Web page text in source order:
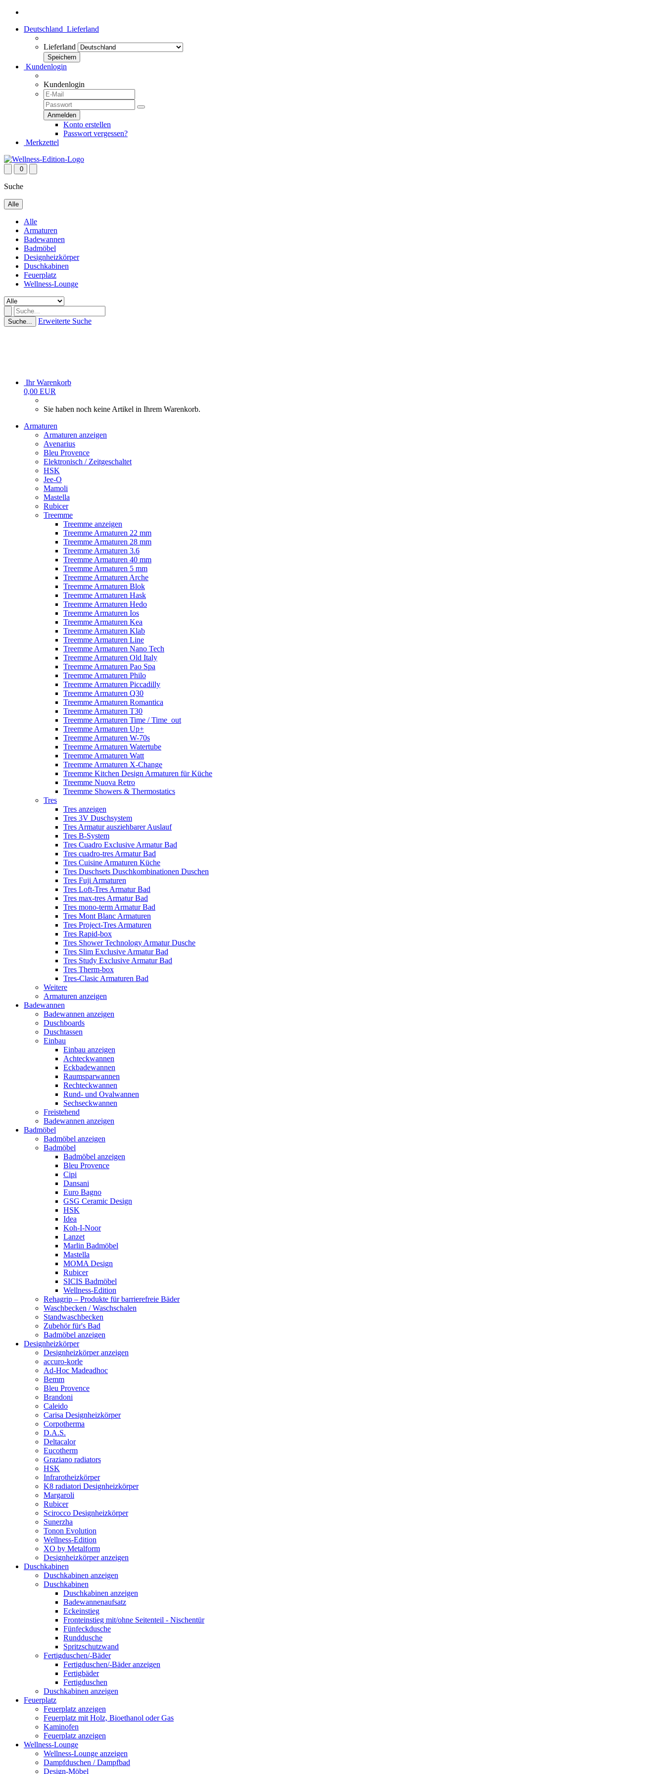
Deutschland Lieferland
Lieferland
Kundenlogin
Kundenlogin
Konto erstellen
Passwort vergessen?
Merkzettel
0
Suche
Alle
Alle
Armaturen
Badewannen
Badmöbel
Designheizkörper
Duschkabinen
Feuerplatz
Wellness-Lounge
Suche... Erweiterte Suche
Ihr Warenkorb
0,00 EUR
Sie haben noch keine Artikel in Ihrem Warenkorb.
Armaturen
Armaturen anzeigen
Avenarius
Bleu Provence
Elektronisch / Zeitgeschaltet
HSK
Jee-O
Mamoli
Mastella
Rubicer
Treemme
Treemme anzeigen
Treemme Armaturen 22 mm
Treemme Armaturen 28 mm
Treemme Armaturen 3.6
Treemme Armaturen 40 mm
Treemme Armaturen 5 mm
Treemme Armaturen Arche
Treemme Armaturen Blok
Treemme Armaturen Hask
Treemme Armaturen Hedo
Treemme Armaturen Ios
Treemme Armaturen Kea
Treemme Armaturen Klab
Treemme Armaturen Line
Treemme Armaturen Nano Tech
Treemme Armaturen Old Italy
Treemme Armaturen Pao Spa
Treemme Armaturen Philo
Treemme Armaturen Piccadilly
Treemme Armaturen Q30
Treemme Armaturen Romantica
Treemme Armaturen T30
Treemme Armaturen Time / Time_out
Treemme Armaturen Up+
Treemme Armaturen W-70s
Treemme Armaturen Watertube
Treemme Armaturen Watt
Treemme Armaturen X-Change
Treemme Kitchen Design Armaturen für Küche
Treemme Nuova Retro
Treemme Showers & Thermostatics
Tres
Tres anzeigen
Tres 3V Duschsystem
Tres Armatur ausziehbarer Auslauf
Tres B-System
Tres Cuadro Exclusive Armatur Bad
Tres cuadro-tres Armatur Bad
Tres Cuisine Armaturen Küche
Tres Duschsets Duschkombinationen Duschen
Tres Fuji Armaturen
Tres Loft-Tres Armatur Bad
Tres max-tres Armatur Bad
Tres mono-term Armatur Bad
Tres Mont Blanc Armaturen
Tres Project-Tres Armaturen
Tres Rapid-box
Tres Shower Technology Armatur Dusche
Tres Slim Exclusive Armatur Bad
Tres Study Exclusive Armatur Bad
Tres Therm-box
Tres-Clasic Armaturen Bad
Weitere
Armaturen anzeigen
Badewannen
Badewannen anzeigen
Duschboards
Duschtassen
Einbau
Einbau anzeigen
Achteckwannen
Eckbadewannen
Raumsparwannen
Rechteckwannen
Rund- und Ovalwannen
Sechseckwannen
Freistehend
Badewannen anzeigen
Badmöbel
Badmöbel anzeigen
Badmöbel
Badmöbel anzeigen
Bleu Provence
Cipi
Dansani
Euro Bagno
GSG Ceramic Design
HSK
Idea
Koh-I-Noor
Lanzet
Marlin Badmöbel
Mastella
MOMA Design
Rubicer
SICIS Badmöbel
Wellness-Edition
Rehagrip – Produkte für barrierefreie Bäder
Waschbecken / Waschschalen
Standwaschbecken
Zubehör für's Bad
Badmöbel anzeigen
Designheizkörper
Designheizkörper anzeigen
accuro-korle
Ad-Hoc Madeadhoc
Bemm
Bleu Provence
Brandoni
Caleido
Carisa Designheizkörper
Corpotherma
D.A.S.
Deltacalor
Eucotherm
Graziano radiators
HSK
Infrarotheizkörper
K8 radiatori Designheizkörper
Margaroli
Rubicer
Scirocco Designheizkörper
Sunerzha
Tonon Evolution
Wellness-Edition
XO by Metalform
Designheizkörper anzeigen
Duschkabinen
Duschkabinen anzeigen
Duschkabinen
Duschkabinen anzeigen
Badewannenaufsatz
Eckeinstieg
Fronteinstieg mit/ohne Seitenteil - Nischentür
Fünfeckdusche
Runddusche
Spritzschutzwand
Fertigduschen/-Bäder
Fertigduschen/-Bäder anzeigen
Fertigbäder
Fertigduschen
Duschkabinen anzeigen
Feuerplatz
Feuerplatz anzeigen
Feuerplatz mit Holz, Bioethanol oder Gas
Kaminofen
Feuerplatz anzeigen
Wellness-Lounge
Wellness-Lounge anzeigen
Dampfduschen / Dampfbad
Design-Möbel